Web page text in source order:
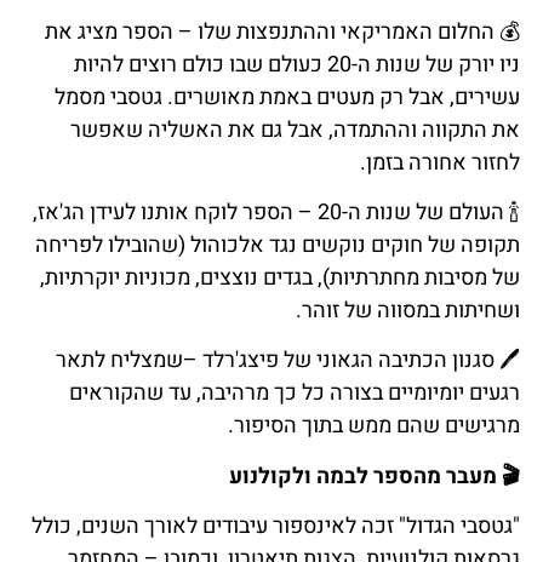
💰 החלום האמריקאיוההתנפצותשלו – הספרמציגאת
ניויורק שלשנותה-20 כעולם שבוכולם רוציםלהיות
עשירים,אבלרק מעטיםבאמתמאושרים.גטסבימסמל
אתהתקווה וההתמדה,אבלגם אתהאשליה שאפשר
לחזוראחורהבזמן.
🍾העולם שלשנותה-20
– הספרלוקח אותנולעידןהג'אז,
תקופה שלחוקים נוקשים נגדאלכוהול(שהובילולפריחה
שלמסיבותמחתרתיות),בגדים נוצצים,מכוניותיוקרתיות,
ושחיתותבמסווה שלזוהר.
🖊️סגנוןהכתיבה הגאונישלפיצג'רלד –שמצליחלתאר
רגעים יומיומייםבצורה כלכךמרהיבה,עדשהקוראים
מרגישים שהם ממשבתוךהסיפור.
🎬 מעברמהספרלבמה ולקולנוע
"גטסבי הגדול" זכה לאינספור עיבודים לאורך השנים, כולל